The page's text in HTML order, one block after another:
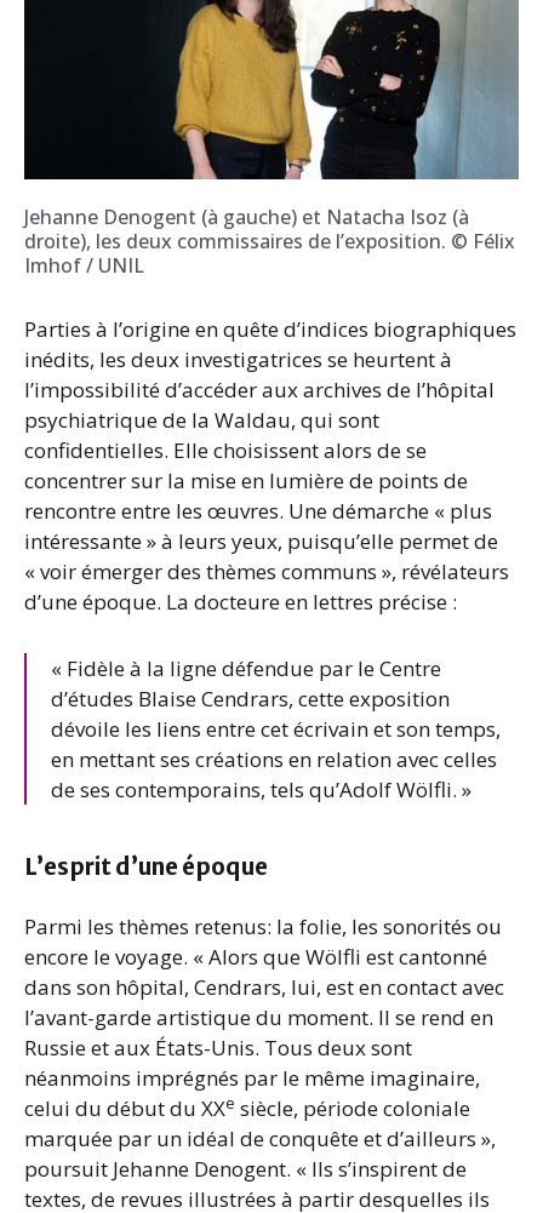
Jehanne Denogent (à gauche) et Natacha Isoz (à
droite), les deux commissaires de l’exposition. © Félix
Imhof / UNIL
Parties à l’origine en quête d’indices biographiques
inédits, les deux investigatrices se heurtent à
l’impossibilité d’accéder aux archives de l’hôpital
psychiatrique de la Waldau, qui sont
confidentielles. Elle choisissent alors de se
concentrer sur la mise en lumière de points de
rencontre entre les œuvres. Une démarche « plus
intéressante » à leurs yeux, puisqu’elle permet de
« voir émerger des thèmes communs », révélateurs
d’une époque. La docteure en lettres précise :
« Fidèle à la ligne défendue par le Centre
d’études Blaise Cendrars, cette exposition
dévoile les liens entre cet écrivain et son temps,
en mettant ses créations en relation avec celles
de ses contemporains, tels qu’Adolf Wölfli. »
L’esprit d’une époque
Parmi les thèmes retenus: la folie, les sonorités ou
encore le voyage. « Alors que Wölfli est cantonné
dans son hôpital, Cendrars, lui, est en contact avec
l’avant-garde artistique du moment. Il se rend en
Russie et aux États-Unis. Tous deux sont
néanmoins imprégnés par le même imaginaire,
celui du début du XXe siècle, période coloniale
marquée par un idéal de conquête et d’ailleurs »,
poursuit Jehanne Denogent. « Ils s’inspirent de
textes, de revues illustrées à partir desquelles ils